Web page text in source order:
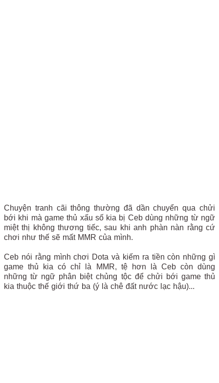
Chuyện tranh cãi thông thường đã dần chuyển qua chửi
bới khi mà game thủ xấu số kia bị Ceb dùng những từ ngữ
miệt thị không thương tiếc, sau khi anh phàn nàn rằng cứ
chơi như thế sẽ mất MMR của mình.
Ceb nói rằng mình chơi Dota và kiếm ra tiền còn những gì
game thủ kia có chỉ là MMR, tệ hơn là Ceb còn dùng
những từ ngữ phân biệt chủng tộc để chửi bới game thủ
kia thuộc thế giới thứ ba (ý là chê đất nước lạc hậu)...